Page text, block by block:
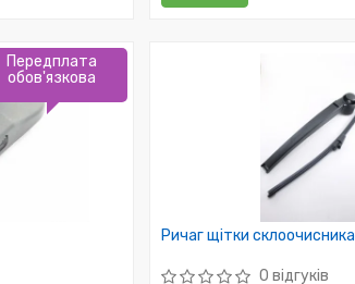
Передплата
обов'язкова
Ричаг щітки склоочисника
0 відгуків